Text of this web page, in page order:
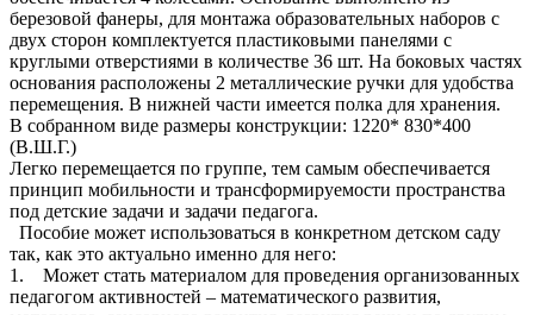
березовой фанеры, для монтажа образовательных наборов с
двух сторон комплектуется пластиковыми панелями с
круглыми отверстиями в количестве 36 шт. На боковых частях
основания расположены 2 металлические ручки для удобства
перемещения. В нижней части имеется полка для хранения.
В собранном виде размеры конструкции: 1220* 830*400
(В.Ш.Г.)
Легко перемещается по группе, тем самым обеспечивается
принцип мобильности и трансформируемости пространства
под детские задачи и задачи педагога.
Пособие может использоваться в конкретном детском саду
так, как это актуально именно для него:
1. Может стать материалом для проведения организованных
педагогом активностей – математического развития,